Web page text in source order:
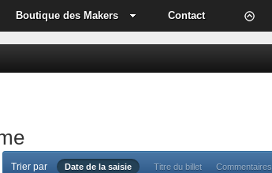
Boutique des Makers Contact
Trier par Date de la saisie Titre du billet Commentaires